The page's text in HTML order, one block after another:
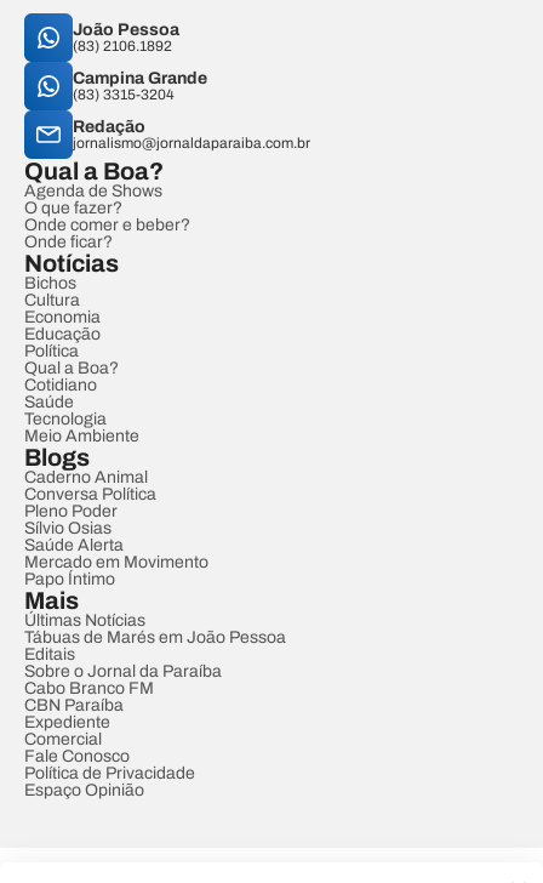
João Pessoa
(83) 2106.1892
Campina Grande
(83) 3315-3204
Redação
jornalismo@jornaldaparaiba.com.br
Qual a Boa?
Agenda de Shows
O que fazer?
Onde comer e beber?
Onde ficar?
Notícias
Bichos
Cultura
Economia
Educação
Política
Qual a Boa?
Cotidiano
Saúde
Tecnologia
Meio Ambiente
Blogs
Caderno Animal
Conversa Política
Pleno Poder
Sílvio Osias
Saúde Alerta
Mercado em Movimento
Papo Íntimo
Mais
Últimas Notícias
Tábuas de Marés em João Pessoa
Editais
Sobre o Jornal da Paraíba
Cabo Branco FM
CBN Paraíba
Expediente
Comercial
Fale Conosco
Política de Privacidade
Espaço Opinião